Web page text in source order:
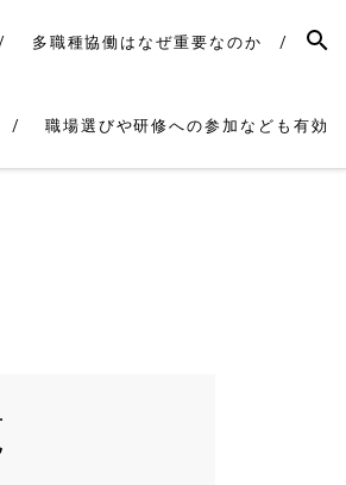
多職種協働はなぜ重要なのか
職場選びや研修への参加なども有効